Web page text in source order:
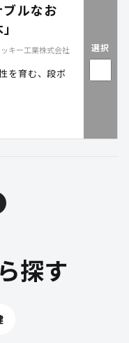
ルなお
キー工業株式会社
を育む、段ボ
選択
探す